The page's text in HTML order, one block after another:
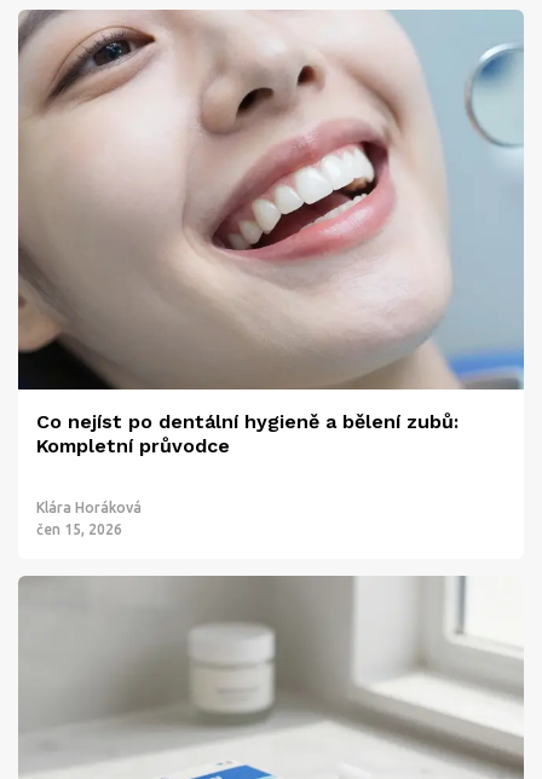
Co nejíst po dentální hygieně a bělení zubů:
Kompletní průvodce
Klára Horáková
čen 15, 2026